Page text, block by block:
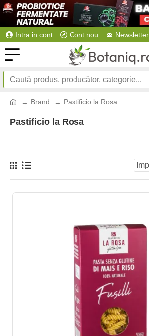
Intra in cont Cont nou Newsletter
Brand Pastificio la Rosa
Pastificio la Rosa